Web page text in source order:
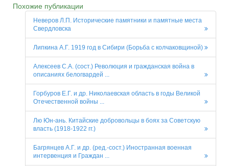
Похожие публикации
Неверов Л.П. Исторические памятники и памятные места
Свердловска
Липкина А.Г. 1919 год в Сибири (Борьба с колчаковщиной)
Алексеев С.А. (сост.) Революция и гражданская война в
описаниях белогвардей ...
Горбуров Е.Г. и др. Николаевская область в годы Великой
Отечественной войны ...
Лю Юн-ань. Китайские добровольцы в боях за Советскую
власть (1918-1922 гг.)
Багрянцев А.Г. и др. (ред.-сост.) Иностранная военная
интервенция и Граждан ...